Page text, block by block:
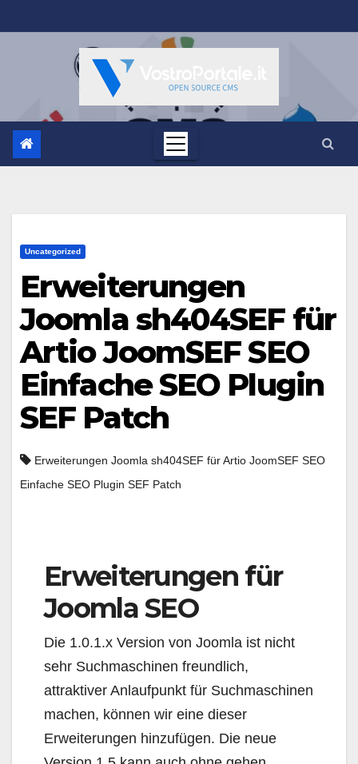
al
Uncategorized
Erweiterungen
Joomla sh404SEF für
Artio JoomSEF SEO
Einfache SEO Plugin
SEF Patch
Erweiterungen Joomla sh404SEF für Artio JoomSEF SEO
Einfache SEO Plugin SEF Patch
Erweiterungen für
Joomla SEO
Die 1.0.1.x Version von Joomla ist nicht
sehr Suchmaschinen freundlich,
attraktiver Anlaufpunkt für Suchmaschinen
machen, können wir eine dieser
Erweiterungen hinzufügen. Die neue